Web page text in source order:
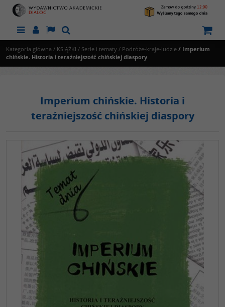
MenuPanelLangSzukaj
Kategoria główna / KSIĄŻKI / Serie i tematy / Podróże-kraje-ludzie / Imperium
chińskie. Historia i teraźniejszość chińskiej diaspory
Imperium chińskie. Historia i
teraźniejszość chińskiej diaspory